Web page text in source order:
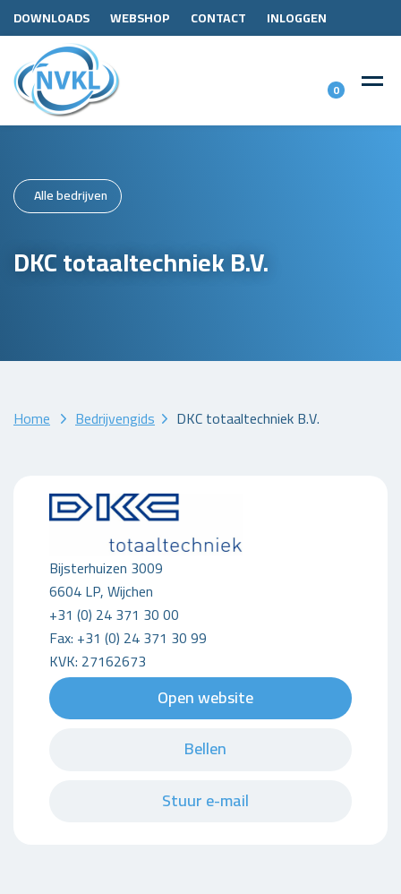
DOWNLOADS WEBSHOP CONTACT INLOGGEN
0
Alle bedrijven
DKC totaaltechniek B.V.
Home Bedrijvengids DKC totaaltechniek B.V.
Bijsterhuizen 3009
6604 LP, Wijchen
+31 (0) 24 371 30 00
Fax: +31 (0) 24 371 30 99
KVK: 27162673
Open website
Bellen
Stuur e-mail